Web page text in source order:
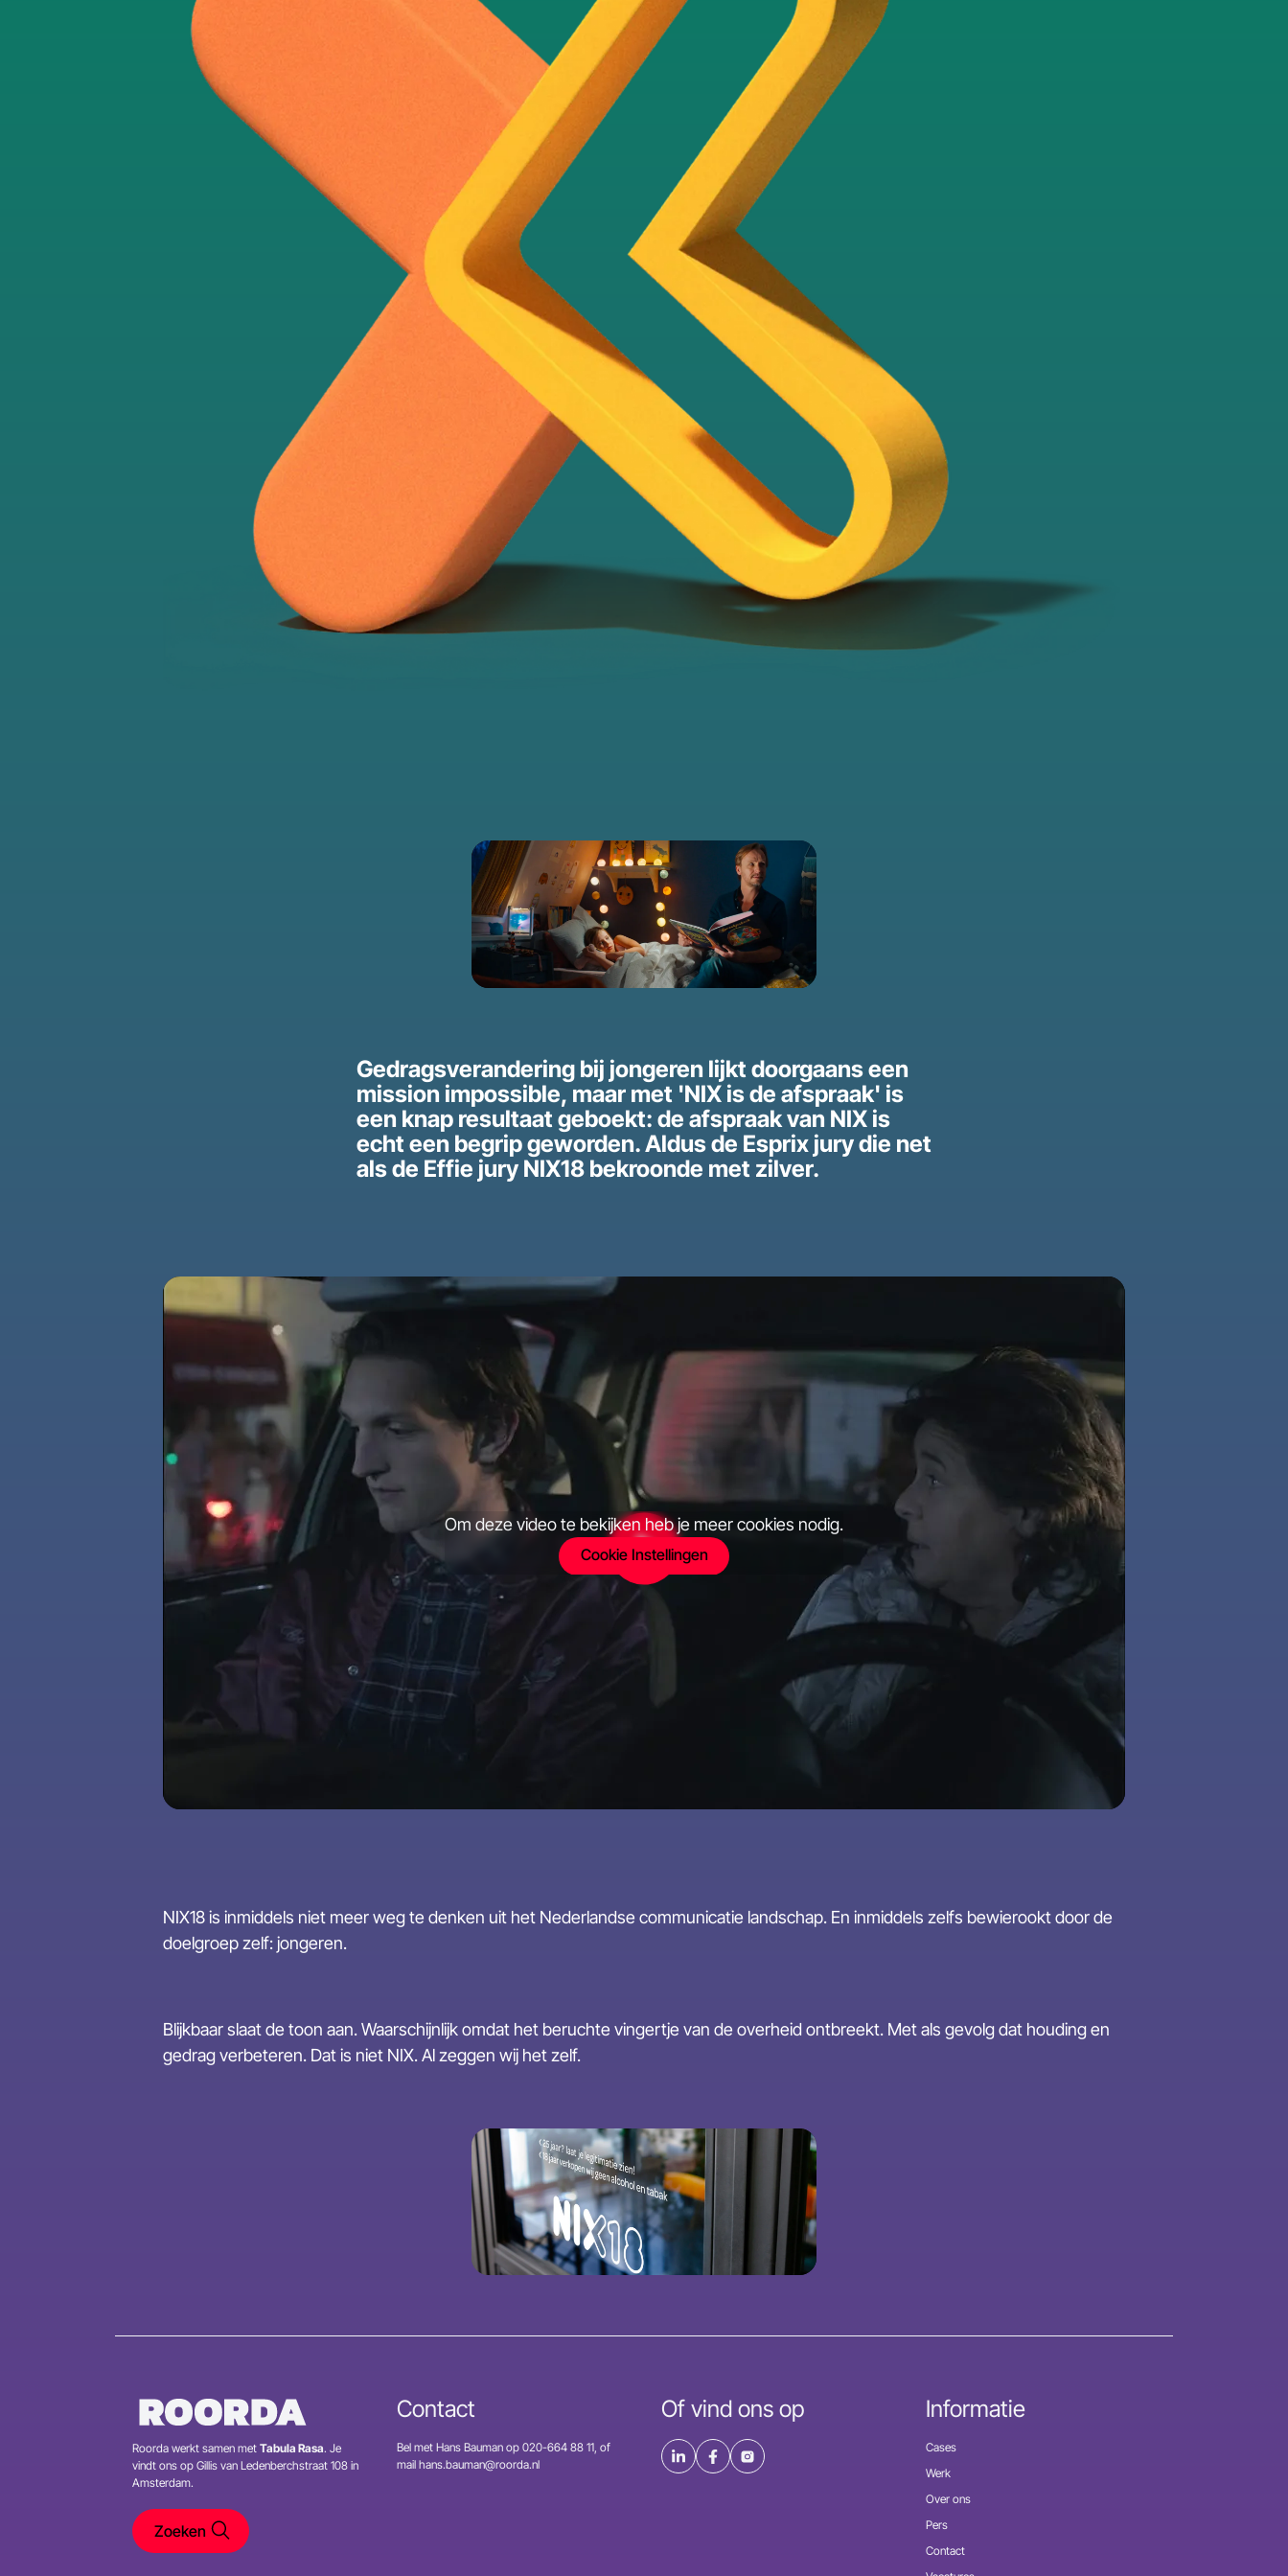
Gedragsverandering bij jongeren lijkt doorgaans een
mission impossible, maar met 'NIX is de afspraak' is
een knap resultaat geboekt: de afspraak van NIX is
echt een begrip geworden. Aldus de Esprix jury die net
als de Effie jury NIX18 bekroonde met zilver.
Om deze video te bekijken heb je meer cookies nodig.
Cookie Instellingen
NIX18 is inmiddels niet meer weg te denken uit het Nederlandse communicatie landschap. En inmiddels zelfs bewierookt door de
doelgroep zelf: jongeren.
Blijkbaar slaat de toon aan. Waarschijnlijk omdat het beruchte vingertje van de overheid ontbreekt. Met als gevolg dat houding en
gedrag verbeteren. Dat is niet NIX. Al zeggen wij het zelf.
Roorda werkt samen met Tabula Rasa. Je
vindt ons op Gillis van Ledenberchstraat 108 in
Amsterdam.
Zoeken
Contact
Bel met Hans Bauman op 020-664 88 11, of
mail hans.bauman@roorda.nl
Of vind ons op Informatie
Cases
Werk
Over ons
Pers
Contact